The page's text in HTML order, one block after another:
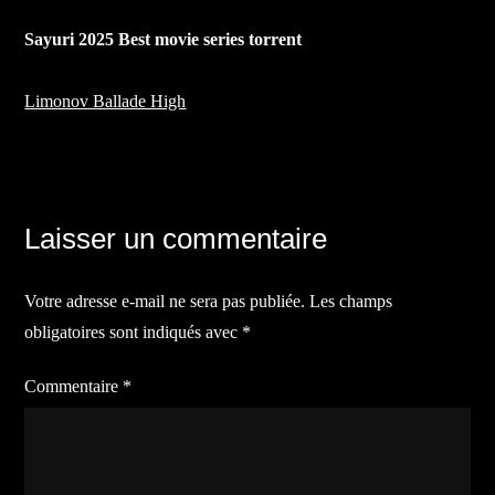
Sayuri 2025 Best movie series torrent
Limonov Ballade High
de
l’article
Laisser un commentaire
Votre adresse e-mail ne sera pas publiée. Les champs
obligatoires sont indiqués avec *
Commentaire *